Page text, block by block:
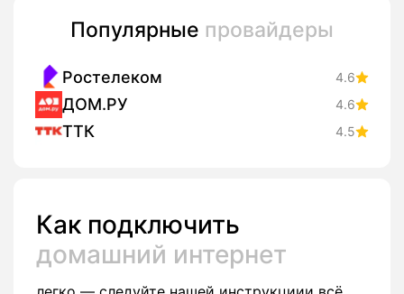
Популярные провайдеры
Ростелеком 4.6
ДОМ.РУ 4.6
ТТК 4.5
Как подключить
домашний интернет